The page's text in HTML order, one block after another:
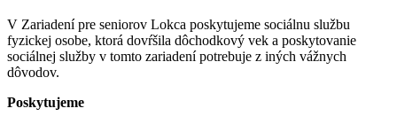
V Zariadení pre seniorov Lokca poskytujeme sociálnu službu
fyzickej osobe, ktorá dovŕšila dôchodkový vek a poskytovanie
sociálnej služby v tomto zariadení potrebuje z iných vážnych
dôvodov.
Poskytujeme